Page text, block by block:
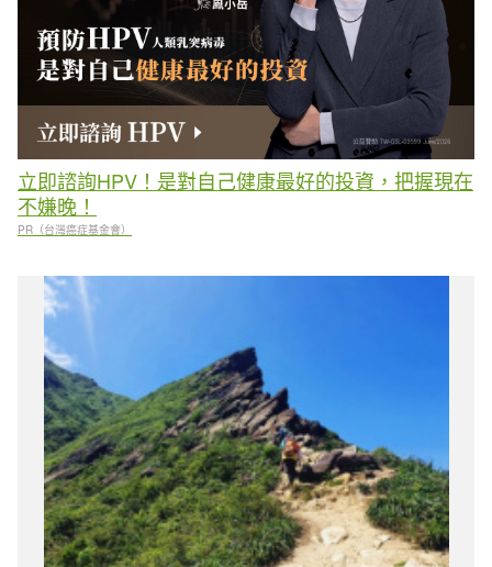
立即諮詢HPV！是對自己健康最好的投資，把握現在
不嫌晚！
PR（台灣癌症基金會）